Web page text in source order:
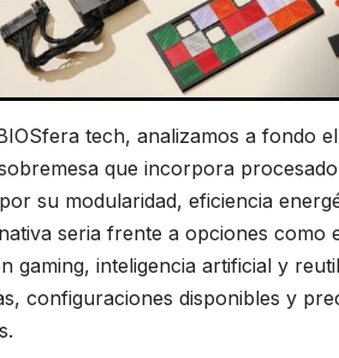
tech, analizamos a fondo
que incorpora
su modularidad, eficiencia
seria frente a opciones como
gaming, inteligencia artificial y
configuraciones disponibles y